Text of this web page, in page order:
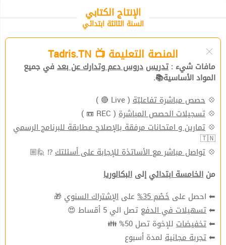
الإنتاج الكتابي
السنة الثالثة ابتدائي
المنصة التعليمة 📺 Tadris.TN
مافات شيء : تدريس دروس دعم وتدارك عن بعد في جميع
المواد الأساسية📚.
💠 حصص مباشرة تفاعليّة ( Live 🔴 )
💠 تسجيلات الحصص المباشرة ( REC 📼 )
💠 تمارين و امتحانات مرفقة بالإصلاح مطابقة للبرنامج الرسمي
🇹🇳
💠 تواصل مباشر مع الأساتذة للإجابة على أسئلتك⁉ 🙋🏼
من الخامسة ابتدائي إلى البكالوريا
⬅ احصل على خَصْم 35% على الإشتراك السنوي 🎁
⬅تسهيلات في الدفع تصل الي 5 أقساط 😍
⬅تخفيضات للإخوة تصل 50% 👪
⬅تجربة مجانية لمدة أسبوع